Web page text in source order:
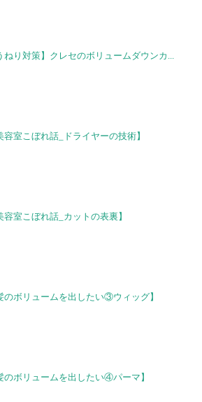
ねり対策】クレセのボリュームダウンカ...
容室こぼれ話_ドライヤーの技術】
容室こぼれ話_カットの表裏】
のボリュームを出したい③ウィッグ】
のボリュームを出したい④パーマ】